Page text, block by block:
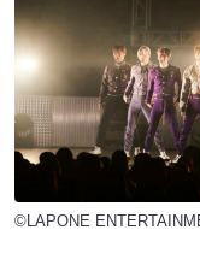
©LAPONE